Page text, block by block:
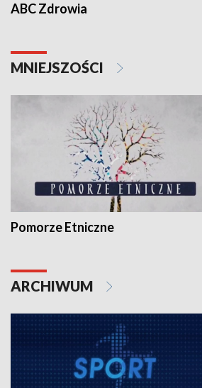
ABC Zdrowia
MNIEJSZOŚCI
Pomorze Etniczne
ARCHIWUM